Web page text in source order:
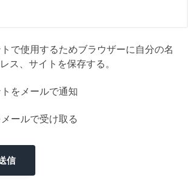
で使用するためブラウザーに自分の名
ス、サイトを保存する。
をメールで通知
ールで受け取る